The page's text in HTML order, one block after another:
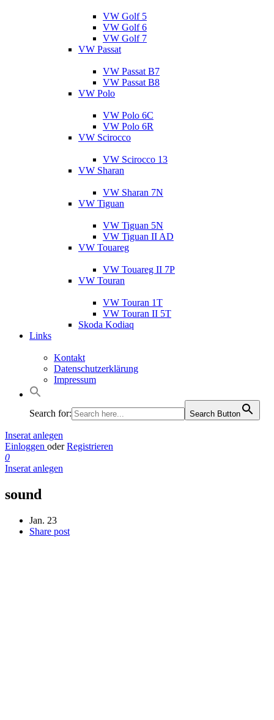
VW Golf 5
VW Golf 6
VW Golf 7
VW Passat
VW Passat B7
VW Passat B8
VW Polo
VW Polo 6C
VW Polo 6R
VW Scirocco
VW Scirocco 13
VW Sharan
VW Sharan 7N
VW Tiguan
VW Tiguan 5N
VW Tiguan II AD
VW Touareg
VW Touareg II 7P
VW Touran
VW Touran 1T
VW Touran II 5T
Skoda Kodiaq
Links
Kontakt
Datenschutzerklärung
Impressum
Search for: Search Button
Inserat anlegen
Einloggen oder Registrieren
0
Inserat anlegen
sound
Jan. 23
Share post